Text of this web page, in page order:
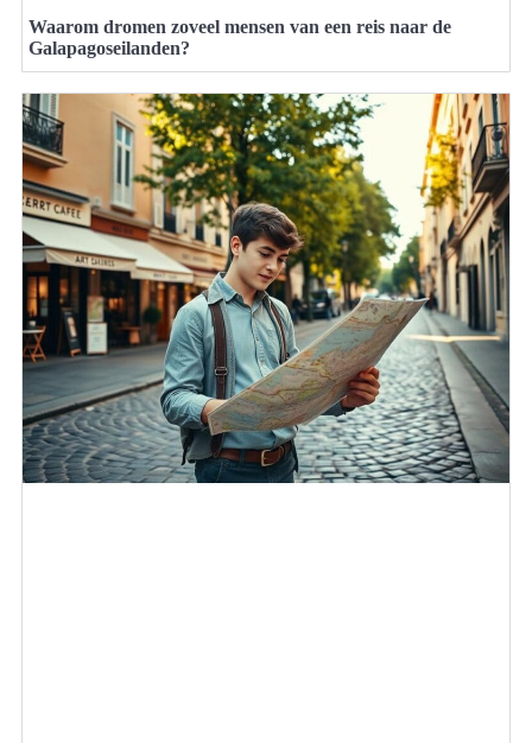
Waarom dromen zoveel mensen van een reis naar de
Galapagoseilanden?